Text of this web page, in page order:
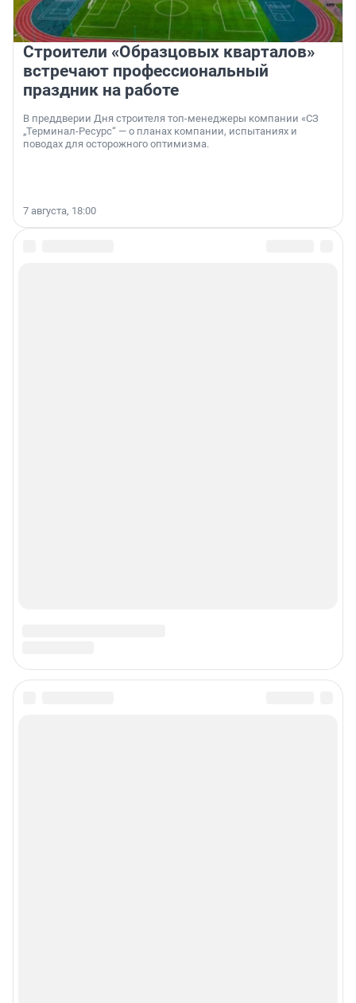
Строители «Образцовых кварталов»
встречают профессиональный
праздник на работе
В преддверии Дня строителя топ-менеджеры компании «СЗ
„Терминал-Ресурс“ — о планах компании, испытаниях и
поводах для осторожного оптимизма.
7 августа, 18:00